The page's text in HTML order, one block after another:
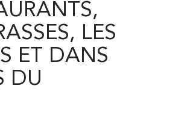
LES
ET DANS
DU